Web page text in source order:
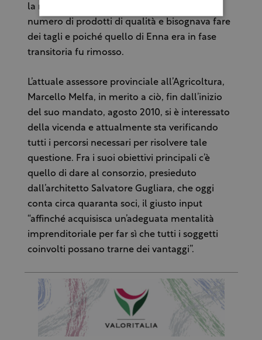
la regione che aveva registrato il maggior
numero di prodotti di qualità e bisognava fare
dei tagli e poiché quello di Enna era in fase
transitoria fu rimosso.
L’attuale assessore provinciale all’Agricoltura,
Marcello Melfa, in merito a ciò, fin dall’inizio
del suo mandato, agosto 2010, si è interessato
della vicenda e attualmente sta verificando
tutti i percorsi necessari per risolvere tale
questione. Fra i suoi obiettivi principali c’è
quello di dare al consorzio, presieduto
dall’architetto Salvatore Gugliara, che oggi
conta circa quaranta soci, il giusto input
“affinché acquisisca un’adeguata mentalità
imprenditoriale per far sì che tutti i soggetti
coinvolti possano trarne dei vantaggi”.